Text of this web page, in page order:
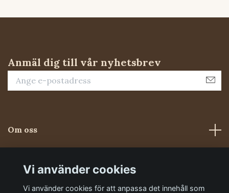
Anmäl dig till vår nyhetsbrev
Om oss
Vi använder cookies
Vi använder cookies för att anpassa det innehåll som